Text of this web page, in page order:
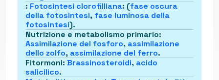
: Fotosintesi clorofilliana: (fase oscura
della fotosintesi, fase luminosa della
fotosintesi).
Nutrizione e metabolismo primario:
Assimilazione del fosforo, assimilazione
dello zolfo, assimilazione del ferro.
Fitormoni: Brassinosteroidi, acido
salicilico.